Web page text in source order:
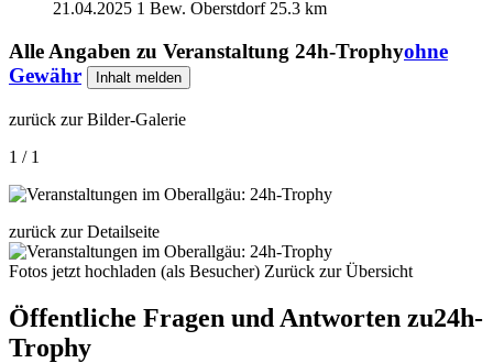
21.04.2025 1 Bew. Oberstdorf 25.3 km
Alle Angaben zu Veranstaltung 24h-Trophyohne
Gewähr
Inhalt melden
zurück zur Bilder-Galerie
1 / 1
zurück zur Detailseite
Fotos jetzt hochladen (als Besucher) Zurück zur Übersicht
Öffentliche Fragen und Antworten zu24h-
Trophy